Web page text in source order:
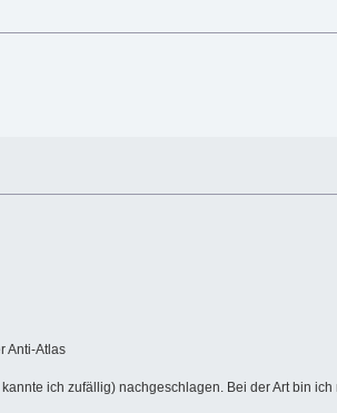
Anti-Atlas
ich zufällig) nachgeschlagen. Bei der Art bin